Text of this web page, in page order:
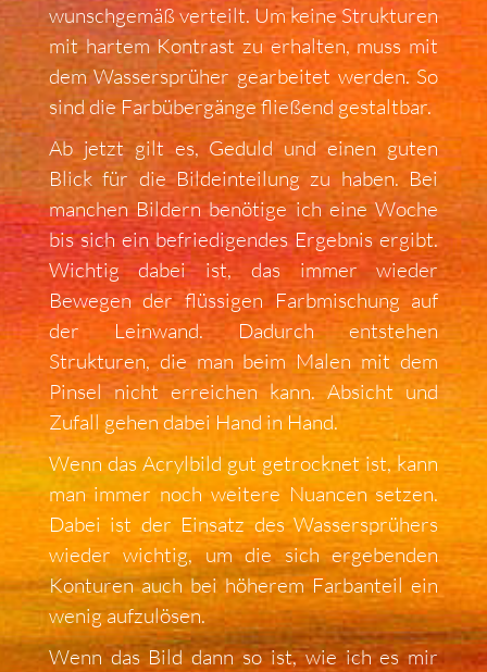
wunschgemäß verteilt. Um keine Strukturen
mit hartem Kontrast zu erhalten, muss mit
dem Wassersprüher gearbeitet werden. So
sind die Farbübergänge fließend gestaltbar.
Ab jetzt gilt es, Geduld und einen guten
Blick für die Bildeinteilung zu haben. Bei
manchen Bildern benötige ich eine Woche
bis sich ein befriedigendes Ergebnis ergibt.
Wichtig dabei ist, das immer wieder
Bewegen der flüssigen Farbmischung auf
der Leinwand. Dadurch entstehen
Strukturen, die man beim Malen mit dem
Pinsel nicht erreichen kann. Absicht und
Zufall gehen dabei Hand in Hand.
Wenn das Acrylbild gut getrocknet ist, kann
man immer noch weitere Nuancen setzen.
Dabei ist der Einsatz des Wassersprühers
wieder wichtig, um die sich ergebenden
Konturen auch bei höherem Farbanteil ein
wenig aufzulösen.
Wenn das Bild dann so ist, wie ich es mir